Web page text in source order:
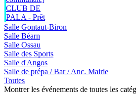
CLUB DE
PALA - Prêt
Salle Gontaut-Biron
Salle Béarn
Salle Ossau
Salle des Sports
Salle d'Angos
Salle de prépa / Bar / Anc. Mairie
Toutes
Montrer les événements de toutes les